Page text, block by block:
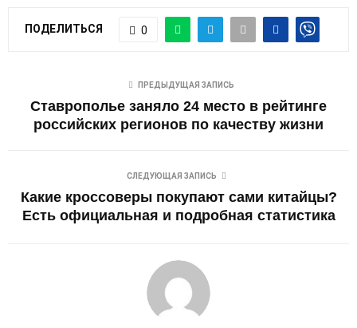
ПОДЕЛИТЬСЯ 0
ПРЕДЫДУЩАЯ ЗАПИСЬ
Ставрополье заняло 24 место в рейтинге
российских регионов по качеству жизни
СЛЕДУЮЩАЯ ЗАПИСЬ
Какие кроссоверы покупают сами китайцы?
Есть официальная и подробная статистика